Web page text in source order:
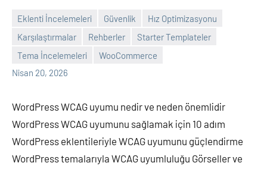
Eklenti İncelemeleri Güvenlik
Hız Optimizasyonu
Karşılaştırmalar
Rehberler
Starter Templateler
Tema İncelemeleri
WooCommerce
Nisan 20, 2026
admin
Yorum
yapılmamış
WordPress WCAG uyumu nedir ve neden önemlidir
WordPress WCAG uyumunu sağlamak için 10 adım
WordPress eklentileriyle WCAG uyumunu güçlendirme
WordPress temalarıyla WCAG uyumluluğu Görseller ve